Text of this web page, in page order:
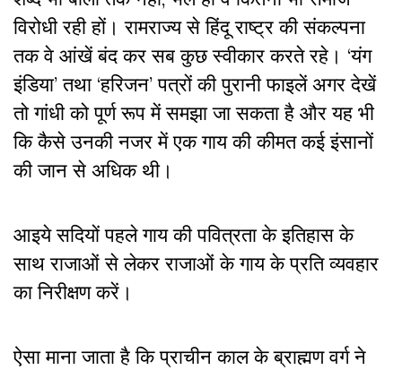
विरोधी रही हों। रामराज्य से हिंदू राष्ट्र की संकल्पना
तक वे आंखें बंद कर सब कुछ स्वीकार करते रहे। ‘यंग
इंडिया’ तथा ‘हरिजन’ पत्रों की पुरानी फाइलें अगर देखें
तो गांधी को पूर्ण रूप में समझा जा सकता है और यह भी
कि कैसे उनकी नजर में एक गाय की कीमत कई इंसानों
की जान से अधिक थी।
आइये सदियों पहले गाय की पवित्रता के इतिहास के
साथ राजाओं से लेकर राजाओं के गाय के प्रति व्यवहार
का निरीक्षण करें।
ऐसा माना जाता है कि प्राचीन काल के ब्राह्मण वर्ग ने